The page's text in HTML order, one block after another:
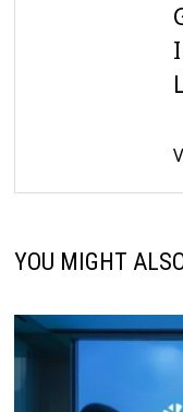
YOU MIGHT